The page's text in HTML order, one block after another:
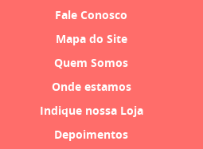
Fale Conosco
Mapa do Site
Quem Somos
Onde estamos
Indique nossa Loja
Depoimentos